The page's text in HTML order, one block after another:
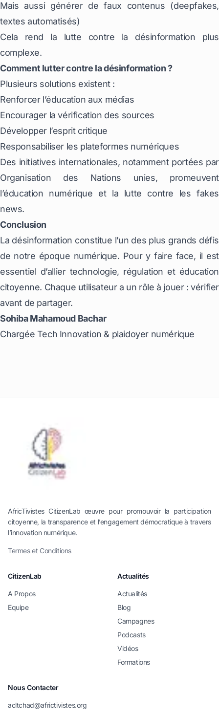
Mais aussi générer de faux contenus (deepfakes,
textes automatisés)
Cela rend la lutte contre la désinformation plus
complexe.
Comment lutter contre la désinformation ?
Plusieurs solutions existent :
Renforcer l’éducation aux médias
Encourager la vérification des sources
Développer l’esprit critique
Responsabiliser les plateformes numériques
Des initiatives internationales, notamment portées par
Organisation des Nations unies, promeuvent
l’éducation numérique et la lutte contre les fakes
news.
Conclusion
La désinformation constitue l’un des plus grands défis
de notre époque numérique. Pour y faire face, il est
essentiel d’allier technologie, régulation et éducation
citoyenne. Chaque utilisateur a un rôle à jouer : vérifier
avant de partager.
Sohiba Mahamoud Bachar
Chargée Tech Innovation & plaidoyer numérique
AfricTivistes CitizenLab œuvre pour promouvoir la participation
citoyenne, la transparence et l’engagement démocratique à travers
l’innovation numérique.
Termes et Conditions
CitizenLab
A Propos
Equipe
Actualités
Actualités
Blog
Campagnes
Podcasts
Vidéos
Formations
Nous Contacter
acltchad@africtivistes.org